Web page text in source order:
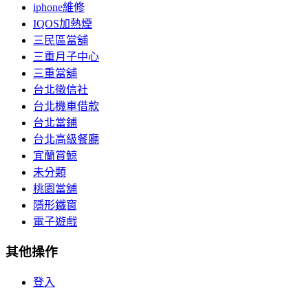
iphone維修
IQOS加熱煙
三民區當舖
三重月子中心
三重當舖
台北徵信社
台北機車借款
台北當鋪
台北高級餐廳
宜蘭賞鯨
未分類
桃園當舖
隱形鐵窗
電子遊戲
其他操作
登入